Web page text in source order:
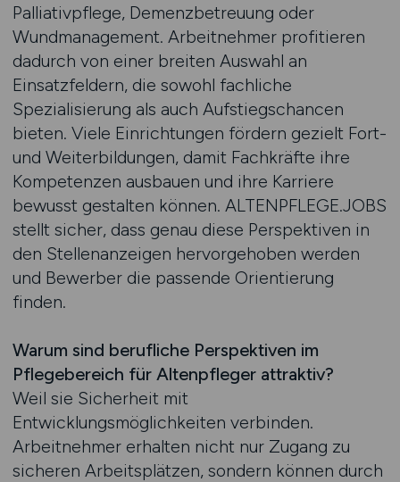
Palliativpflege, Demenzbetreuung oder
Wundmanagement. Arbeitnehmer profitieren
dadurch von einer breiten Auswahl an
Einsatzfeldern, die sowohl fachliche
Spezialisierung als auch Aufstiegschancen
bieten. Viele Einrichtungen fördern gezielt Fort-
und Weiterbildungen, damit Fachkräfte ihre
Kompetenzen ausbauen und ihre Karriere
bewusst gestalten können. ALTENPFLEGE.JOBS
stellt sicher, dass genau diese Perspektiven in
den Stellenanzeigen hervorgehoben werden
und Bewerber die passende Orientierung
finden.
Warum sind berufliche Perspektiven im
Pflegebereich für Altenpfleger attraktiv?
Weil sie Sicherheit mit
Entwicklungsmöglichkeiten verbinden.
Arbeitnehmer erhalten nicht nur Zugang zu
sicheren Arbeitsplätzen, sondern können durch